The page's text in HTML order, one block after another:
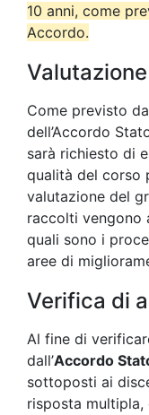
10 anni, come
Accordo.
Come previsto
dell’Accordo
sarà richiesto di
qualità del corso
valutazione del
raccolti vengono
quali sono i
aree di
Verifica di
Al fine di
dall’Accordo
sottoposti ai
risposta multipla,